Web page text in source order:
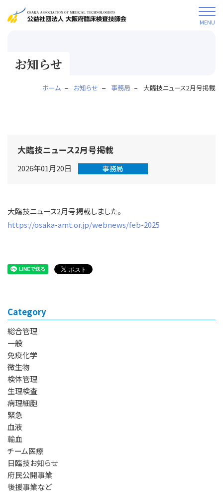
MENU
お知らせ
ホーム お知らせ 事務局 大臨技ニュース2月号掲載
大臨技ニュース2月号掲載
2026年01月20日 事務局
大臨技ニュース2月号掲載しました。
https://osaka-amt.or.jp/webnews/feb-2025
Category
総合管理
一般
免疫化学
微生物
検体管理
生理検査
病理細胞
緊急
血液
輸血
チーム医療
日臨技お知らせ
府民公開事業
後援事業など